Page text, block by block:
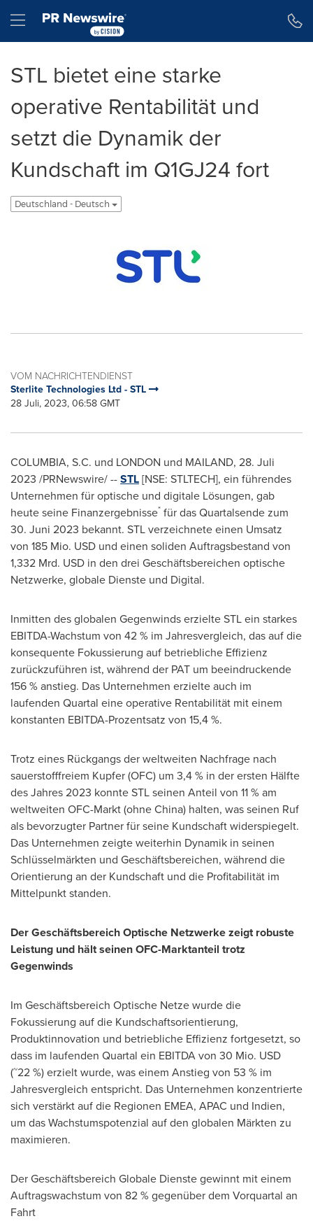
Hamburger menu
STL bietet eine starke
operative Rentabilität und
setzt die Dynamik der
Kundschaft im Q1GJ24 fort
Deutschland - Deutsch
VOM NACHRICHTENDIENST
Sterlite Technologies Ltd - STL
28 Juli, 2023, 06:58 GMT
COLUMBIA, S.C. und LONDON und MAILAND, 28. Juli
2023 /PRNewswire/ --STL[NSE: STLTECH], ein führendes
Unternehmen für optische und digitale Lösungen, gab
heute seine Finanzergebnisse* für das Quartalsende zum
30. Juni 2023 bekannt. STL verzeichnete einen Umsatz
von 185 Mio. USD und einen soliden Auftragsbestand von
1,332 Mrd. USD in den drei Geschäftsbereichen optische
Netzwerke, globale Dienste und Digital.
Inmitten des globalen Gegenwinds erzielte STL ein starkes
EBITDA-Wachstum von 42 % im Jahresvergleich, das auf die
konsequente Fokussierung auf betriebliche Effizienz
zurückzuführen ist, während der PAT um beeindruckende
156 % anstieg. Das Unternehmen erzielte auch im
laufenden Quartal eine operative Rentabilität mit einem
konstanten EBITDA-Prozentsatz von 15,4 %.
Trotz eines Rückgangs der weltweiten Nachfrage nach
sauerstofffreiem Kupfer (OFC) um 3,4 % in der ersten Hälfte
des Jahres 2023 konnte STL seinen Anteil von 11 % am
weltweiten OFC-Markt (ohneChina) halten, was seinen Ruf
als bevorzugter Partner für seine Kundschaft widerspiegelt.
Das Unternehmen zeigte weiterhin Dynamik in seinen
Schlüsselmärkten und Geschäftsbereichen, während die
Orientierung an der Kundschaft und die Profitabilität im
Mittelpunkt standen.
Der Geschäftsbereich Optische Netzwerke zeigt robuste
Leistung und hält seinen OFC-Marktanteil trotz
Gegenwinds
Im Geschäftsbereich Optische Netze wurde die
Fokussierung auf die Kundschaftsorientierung,
Produktinnovation und betriebliche Effizienz fortgesetzt, so
dass im laufenden Quartal ein EBITDA von 30 Mio. USD
(~22 %) erzielt wurde, was einem Anstieg von 53 % im
Jahresvergleich entspricht. Das Unternehmen konzentrierte
sich verstärkt auf die Regionen EMEA, APAC und Indien,
um das Wachstumspotenzial auf den globalen Märkten zu
maximieren.
Der Geschäftsbereich Globale Dienste gewinnt mit einem
Auftragswachstum von 82 % gegenüber dem Vorquartal an
Fahrt